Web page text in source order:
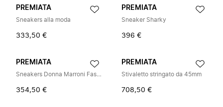
PREMIATA
Sneakers alla moda
333,50 €
PREMIATA
Sneaker Sharky
396 €
PREMIATA
Sneakers Donna Marroni Fashion
354,50 €
PREMIATA
Stivaletto stringato da 45mm
708,50 €